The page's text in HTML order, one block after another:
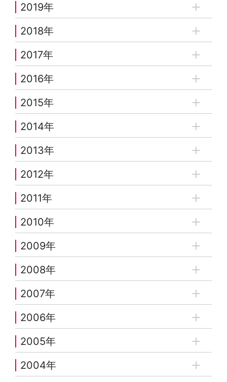
2019年
2018年
2017年
2016年
2015年
2014年
2013年
2012年
2011年
2010年
2009年
2008年
2007年
2006年
2005年
2004年